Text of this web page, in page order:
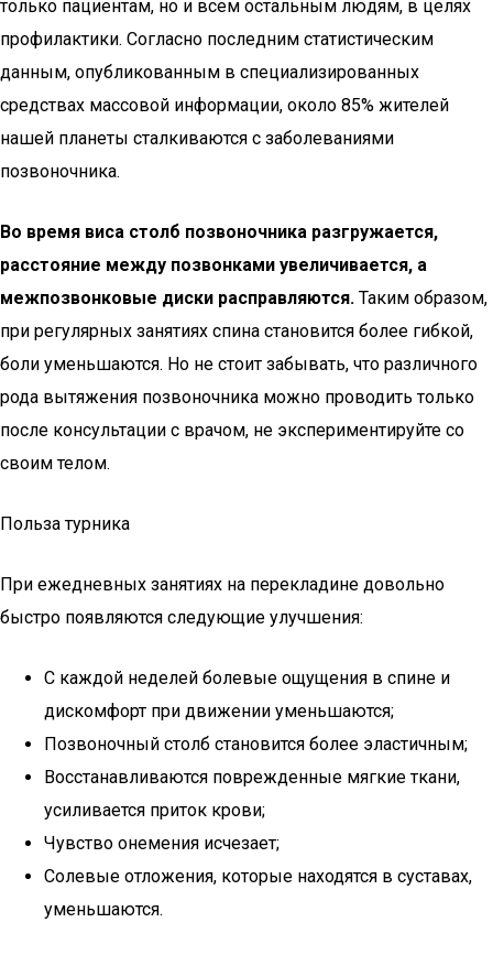
только пациентам, но и всем остальным людям, в целях
профилактики. Согласно последним статистическим
данным, опубликованным в специализированных
средствах массовой информации, около 85% жителей
нашей планеты сталкиваются с заболеваниями
позвоночника.
Во время виса столб позвоночника разгружается,
расстояние между позвонками увеличивается, а
межпозвонковые диски расправляются. Таким образом,
при регулярных занятиях спина становится более гибкой,
боли уменьшаются. Но не стоит забывать, что различного
рода вытяжения позвоночника можно проводить только
после консультации с врачом, не экспериментируйте со
своим телом.
Польза турника
При ежедневных занятиях на перекладине довольно
быстро появляются следующие улучшения:
С каждой неделей болевые ощущения в спине и
дискомфорт при движении уменьшаются;
Позвоночный столб становится более эластичным;
Восстанавливаются поврежденные мягкие ткани,
усиливается приток крови;
Чувство онемения исчезает;
Солевые отложения, которые находятся в суставах,
уменьшаются.